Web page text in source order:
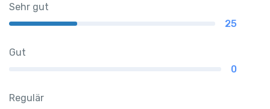
Sehr gut
25
Gut
0
Regulär